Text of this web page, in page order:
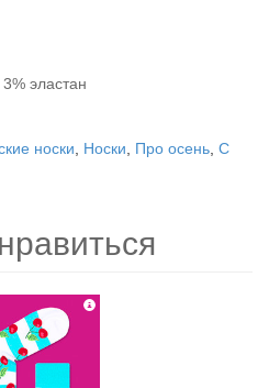
эластан
носки Носки Про осень С